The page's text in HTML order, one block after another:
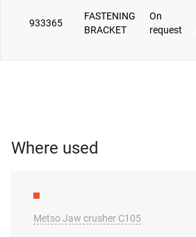
933365
FASTENING
BRACKET
On
request
Where used
Metso Jaw crusher C105